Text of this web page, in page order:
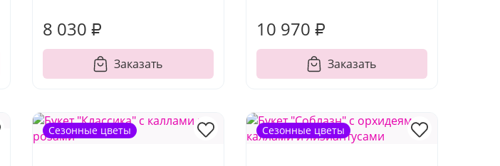
8 030 ₽
Заказать
10 970 ₽
Заказать
Сезонные цветы Сезонные цветы